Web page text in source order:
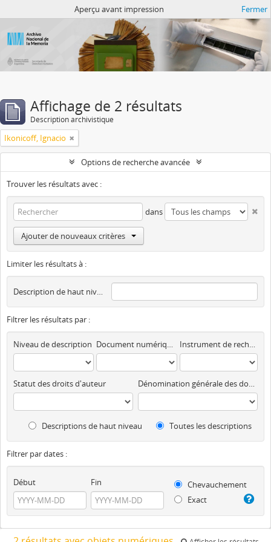
Aperçu avant impression Fermer
Affichage de 2 résultats
Description archivistique
Ikonicoff, Ignacio
Options de recherche avancée
Trouver les résultats avec :
dans
Ajouter de nouveaux critères
Limiter les résultats à :
Description de haut niveau
Filtrer les résultats par :
Niveau de description Document numérique disponible Instrument de recherche
Statut des droits d'auteur Dénomination générale des documents
Descriptions de haut niveau Toutes les descriptions
Filtrer par dates :
Début Fin
Chevauchement
Exact